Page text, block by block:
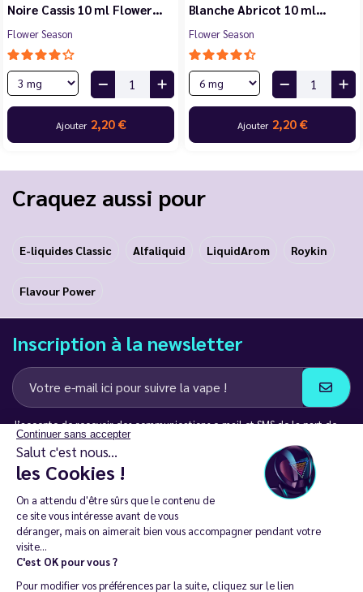
Continuer sans accepter
Salut c'est nous...
les Cookies !
On a attendu d'être sûrs que le contenu de
ce site vous intéresse avant de vous
déranger, mais on aimerait bien vous accompagner pendant votre
visite...
C'est OK pour vous ?
Pour modifier vos préférences par la suite, cliquez sur le lien
Noire Cassis 10 ml Flower…
Flower Season
Ajouter 2,20 €
Blanche Abricot 10 ml…
Flower Season
Ajouter 2,20 €
Craquez aussi pour
E-liquides Classic Alfaliquid LiquidArom Roykin
Flavour Power
Inscription à la newsletter
J’accepte de recevoir des communications e-mail et SMS de la part de
LD Groupe
Restez en contact
La vente de cigarette électronique est interdite chez les moins de